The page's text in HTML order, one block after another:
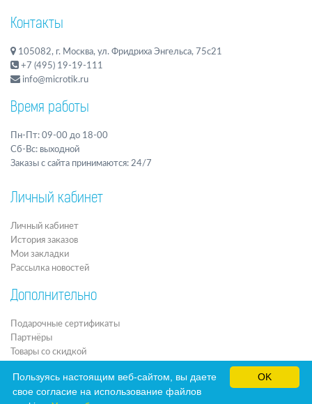
Контакты
105082, г. Москва, ул. Фридриха Энгельса, 75с21
+7 (495) 19-19-111
info@microtik.ru
Время работы
Пн-Пт: 09-00 до 18-00
Сб-Вс: выходной
Заказы с сайта принимаются: 24/7
Личный кабинет
Личный кабинет
История заказов
Мои закладки
Рассылка новостей
Дополнительно
Подарочные сертификаты
Партнёры
Товары со скидкой
Новости
OK
Пользуясь настоящим веб-сайтом, вы даете
свое согласие на использование файлов